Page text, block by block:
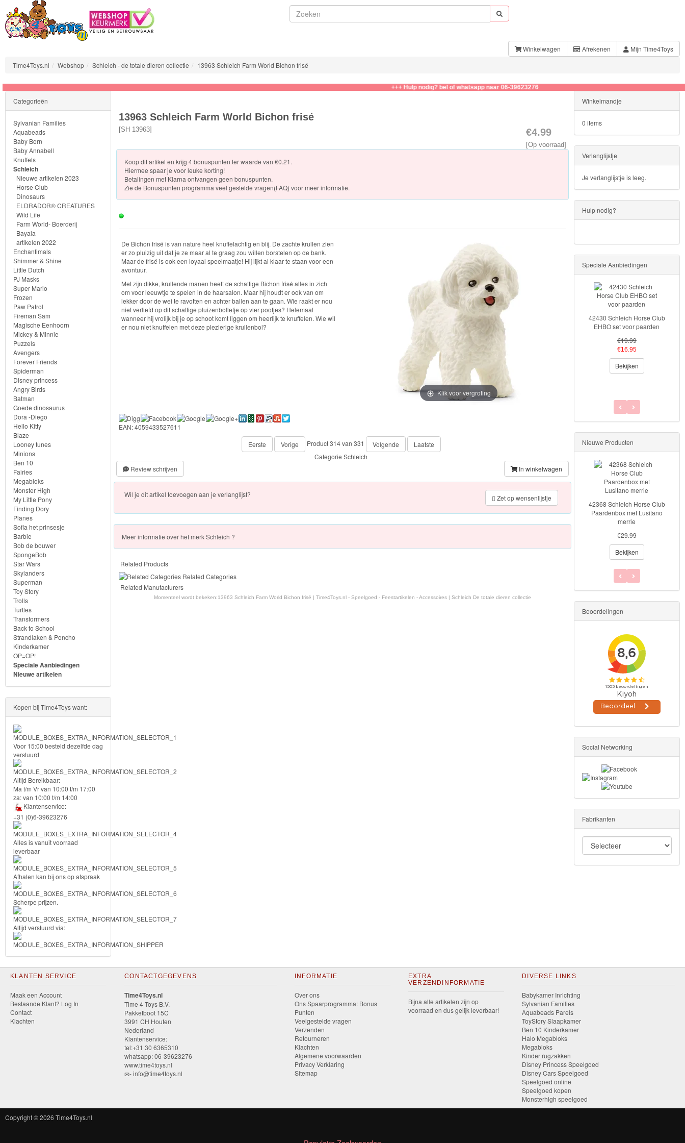
Winkelwagen Afrekenen Mijn Time4Toys
Sylvanian
Families
Aquabeads
Baby
Born
Baby
Annabell
Knuffels
Schleich
Nieuwe
artikelen
2023
Horse
Club
Dinosaurs
ELDRADOR®
CREATURES
Wild
Life
Farm
World-
Boerderij
Bayala
artikelen
2022
Enchantimals
Shimmer
&
Shine
Little
Dutch
PJ
Masks
Super
Mario
Frozen
Paw
Patrol
Fireman
Sam
Magische
Eenhoorn
Mickey
&
Minnie
Puzzels
Forever
Friends
Angry
Birds
Time4Toys.nl Webshop Schleich - de totale dieren collectie 13963 Schleich Farm World Bichon frisé
+++ Hulp nodig? bel of whatsapp naar 06-39623276
€4.99
[Op voorraad]
13963 Schleich Farm World Bichon frisé
[SH 13963]
Koop dit artikel en krijg 4 bonuspunten ter waarde van €0.21.
Hiermee spaar je voor leuke korting!
Betalingen met Klarna ontvangen geen bonuspunten.
Zie de Bonuspunten programma veel gestelde vragen(FAQ) voor meer informatie.
Klik voor vergroting
De Bichon frisé is van nature heel knuffelachtig en blij. De zachte krullen zien
er zo pluizig uit dat je ze maar al te graag zou willen borstelen op de bank.
Maar de frisé is ook een loyaal speelmaatje! Hij lijkt al klaar te staan voor een
avontuur.
Met zijn dikke, krullende manen heeft de schattige Bichon frisé alles in zich
om voor leeuwtje te spelen in de haarsalon. Maar hij houdt er ook van om
lekker door de wei te ravotten en achter ballen aan te gaan. Wie raakt er nou
niet verliefd op dit schattige pluizenbolletje op vier pootjes? Helemaal
wanneer hij vrolijk bij je op schoot komt liggen om heerlijk te knuffelen. Wie wil
er nou niet knuffelen met deze plezierige krullenbol?
EAN: 4059433527611
Eerste
Vorige Product 314 van 331 Volgende
Laatste
CategorieSchleich
Review schrijven
In winkelwagen
Wil je dit artikel toevoegen aan je verlanglijst? Zet op wensenlijstje
Meerinformatie over het merkSchleich ?
Related Products
Related Categories
Related Manufacturers
Momenteel wordt bekeken:13963 Schleich Farm World Bichon frisé | Time4Toys.nl - Speelgoed - Feestartikelen - Accessoires | Schleich De totale dieren collectie
Categorieën
Sylvanian Families
Aquabeads
Baby Born
Baby Annabell
Knuffels
Schleich
Nieuwe artikelen 2023
Horse Club
Dinosaurs
ELDRADOR® CREATURES
Wild Life
Farm World- Boerderij
Bayala
artikelen 2022
Enchantimals
Shimmer & Shine
Little Dutch
PJ Masks
Super Mario
Frozen
Paw Patrol
Fireman Sam
Magische Eenhoorn
Mickey & Minnie
Puzzels
Avengers
Forever Friends
Spiderman
Disney princess
Angry Birds
Batman
Goede dinosaurus
Dora -Diego
Hello Kitty
Blaze
Looney tunes
Minions
Ben 10
Fairies
Megabloks
Monster High
My Little Pony
Finding Dory
Planes
Sofia het prinsesje
Barbie
Bob de bouwer
SpongeBob
Star Wars
Skylanders
Superman
Toy Story
Trolls
Turtles
Transformers
Back to School
Strandlaken & Poncho
Kinderkamer
OP=OP!
Speciale Aanbiedingen
Nieuwe artikelen
Kopen bij Time4Toys want:
Voor 15:00 besteld dezelfde dag
verstuurd
Altijd Bereikbaar:
Ma t/m Vr van 10:00 t/m 17:00
za: van 10:00 t/m 14:00
Klantenservice:
+31 (0)6-39623276
Alles is vanuit voorraad
leverbaar
Afhalen kan bij ons op afspraak
Scherpe prijzen.
Altijd verstuurd via:
Winkelmandje
0 items
Verlanglijstje
Je verlanglijstje is leeg.
Hulp nodig?
Speciale Aanbiedingen
42430 Schleich Horse Club
EHBO set voor paarden
€19.99
€16.95
Bekijken
Nieuwe Producten
42368 Schleich Horse Club
Paardenbox met Lusitano
Bekijken
42538 Schleich Horse Club
Accessoires Toernooi
€5.99
Bekijken
Beoordelingen
Social Networking
Fabrikanten
KLANTEN SERVICE
Maak een Account
Bestaande Klant? Log In
Contact
Klachten
CONTACTGEGEVENS
Time4Toys.nl
Time 4 Toys B.V.
Pakketboot 15C
3991 CH Houten
Nederland
Klantenservice:
tel:+31 30 6365310
whatsapp: 06-39623276
www.time4toys.nl
- info@time4toys.nl
INFORMATIE
Over ons
Ons Spaarprogramma: Bonus
Punten
Veelgestelde vragen
Verzenden
Retourneren
Klachten
Algemene voorwaarden
Privacy Verklaring
Sitemap
EXTRA
VERZENDINFORMATIE
Bijna alle artikelen zijn op
voorraad en dus gelijk leverbaar!
DIVERSE LINKS
Babykamer Inrichting
Sylvanian Families
Aquabeads Parels
ToyStory Slaapkamer
Ben 10 Kinderkamer
Halo Megabloks
Megabloks
Kinder rugzakken
Disney Princess Speelgoed
Disney Cars Speelgoed
Speelgoed online
Speelgoed kopen
Monsterhigh speelgoed
Copyright © 2026 Time4Toys.nl